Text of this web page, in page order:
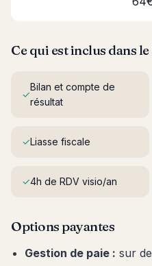
Ce qui est inclus dans
✓
Bilan et compte de
résultat
✓Liasse fiscale
✓4h de RDV visio/an
Options payantes
Gestion de paie : sur